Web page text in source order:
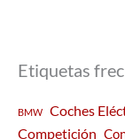
Etiquetas
BMW
Coches
Competición